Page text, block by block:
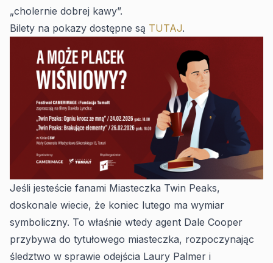
„cholernie dobrej kawy”.
Bilety na pokazy dostępne są TUTAJ.
Jeśli jesteście fanami Miasteczka Twin Peaks,
doskonale wiecie, że koniec lutego ma wymiar
symboliczny. To właśnie wtedy agent Dale Cooper
przybywa do tytułowego miasteczka, rozpoczynając
śledztwo w sprawie odejścia Laury Palmer i